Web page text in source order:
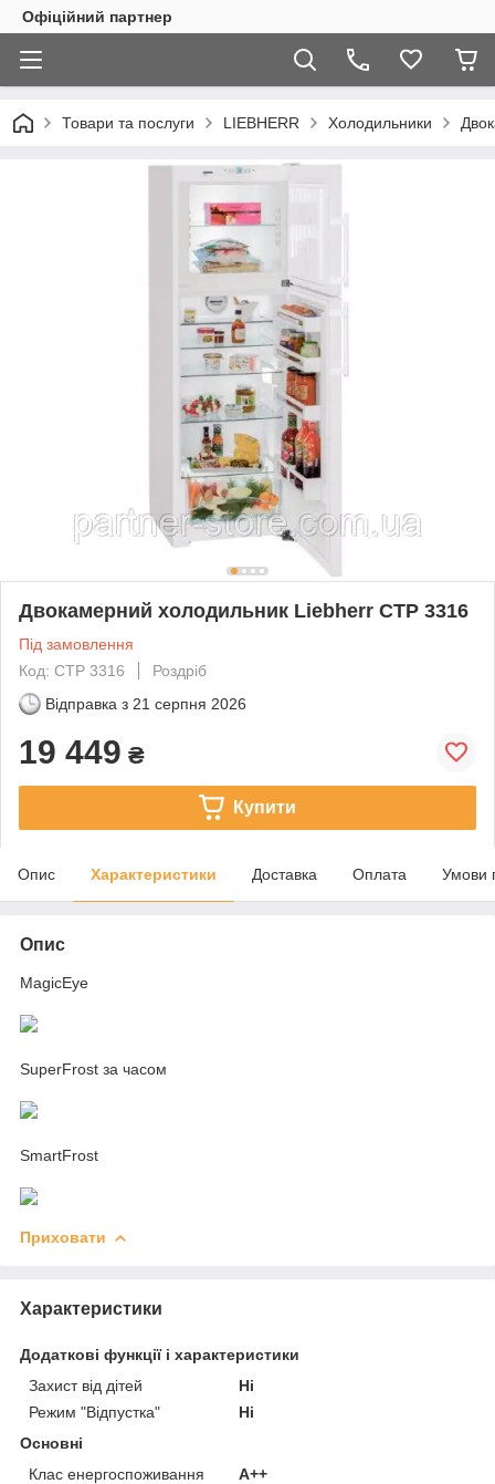
Офіційний партнер
Товари та послуги LIEBHERR Холодильники
Двокамерний холодильник Liebherr CTP 3316
Під замовлення
Код: CTP 3316
Роздріб
Відправка з 21 серпня 2026
19 449 ₴
Купити
Опис Характеристики Доставка Оплата Умови
Опис
MagicEye
SuperFrost за часом
SmartFrost
Приховати
Характеристики
Додаткові функції і характеристики
Захист від дітей
Ні
Режим "Відпустка"
Ні
Основні
Клас енергоспоживання
A++